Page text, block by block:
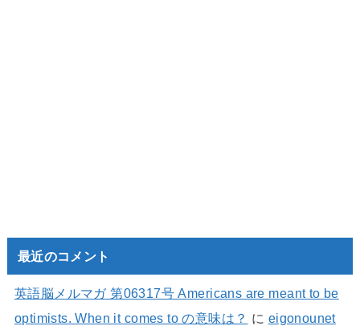
最近のコメント
英語脳メルマガ 第06317号 Americans are meant to be
optimists. When it comes to の意味は？ に eigonounet